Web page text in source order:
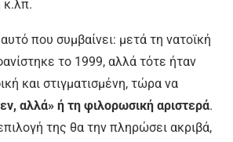
αυτό που συμβαίνει: μετά τη νατοϊκή
το 1999, αλλά τότε ήταν
και στιγματισμένη, τώρα να
αλλά» ή τη φιλορωσική αριστερά.
της θα την πληρώσει ακριβά,